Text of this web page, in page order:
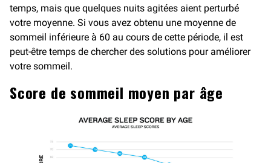
temps, mais que quelques nuits agitées aient perturbé
votre moyenne. Si vous avez obtenu une moyenne de
sommeil inférieure à 60 au cours de cette période, il est
peut-être temps de chercher des solutions pour améliorer
votre sommeil.
Score de sommeil moyen par âge